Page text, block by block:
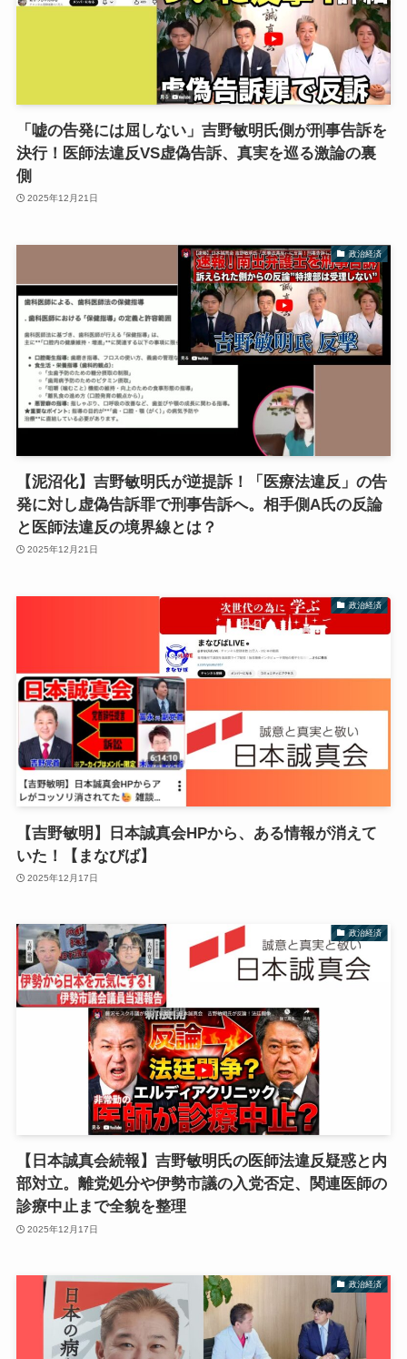
「嘘の告発には屈しない」吉野敏明氏側が刑事告訴を
決行！医師法違反VS虚偽告訴、真実を巡る激論の裏
側
2025年12月21日
政治経済
【泥沼化】吉野敏明氏が逆提訴！「医療法違反」の告
発に対し虚偽告訴罪で刑事告訴へ。相手側A氏の反論
と医師法違反の境界線とは？
2025年12月21日
政治経済
【吉野敏明】日本誠真会HPから、ある情報が消えて
いた！【まなびば】
2025年12月17日
政治経済
【日本誠真会続報】吉野敏明氏の医師法違反疑惑と内
部対立。離党処分や伊勢市議の入党否定、関連医師の
診療中止まで全貌を整理
2025年12月17日
政治経済